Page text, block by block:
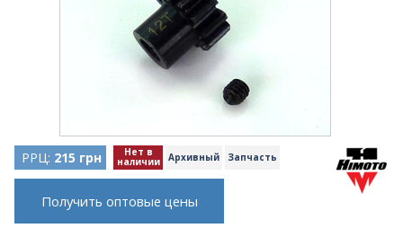
РРЦ: 215 грн Нет в
наличии Архивный Запчасть
Получить оптовые цены